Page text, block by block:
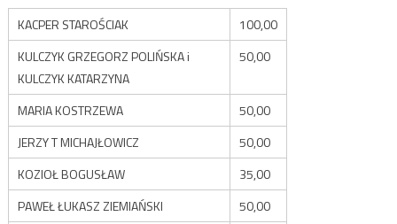
KACPER STAROŚCIAK
100,00
KULCZYK GRZEGORZ POLIŃSKA i
KULCZYK KATARZYNA
50,00
MARIA KOSTRZEWA
50,00
JERZY T MICHAJŁOWICZ
50,00
KOZIOŁ BOGUSŁAW
35,00
PAWEŁ ŁUKASZ ZIEMIAŃSKI
50,00